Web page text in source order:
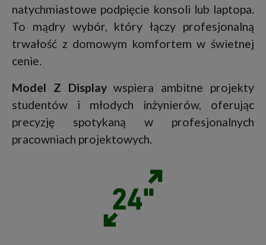
natychmiastowe podpięcie konsoli lub laptopa.
To mądry wybór, który łączy profesjonalną
trwałość z domowym komfortem w świetnej
cenie.
Model Z Displaywspiera ambitne projekty
studentów i młodych inżynierów, oferując
precyzję spotykaną w profesjonalnych
pracowniach projektowych.